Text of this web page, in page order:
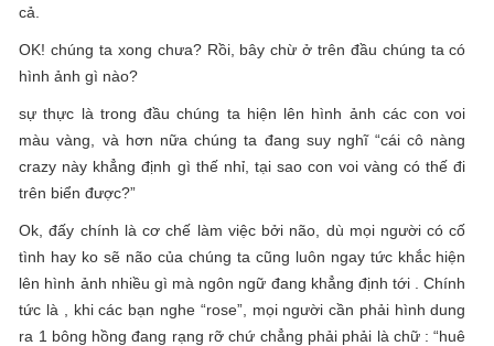
cả.
OK! chúng ta xong chưa? Rồi, bây chừ ở trên đầu chúng ta có
hình ảnh gì nào?
sự thực là trong đầu chúng ta hiện lên hình ảnh các con voi
màu vàng, và hơn nữa chúng ta đang suy nghĩ “cái cô nàng
crazy này khẳng định gì thế nhỉ, tại sao con voi vàng có thế đi
trên biển được?”
Ok, đấy chính là cơ chế làm việc bởi não, dù mọi người có cố
tình hay ko sẽ não của chúng ta cũng luôn ngay tức khắc hiện
lên hình ảnh nhiều gì mà ngôn ngữ đang khẳng định tới . Chính
tức là , khi các bạn nghe “rose”, mọi người cần phải hình dung
ra 1 bông hồng đang rạng rỡ chứ chẳng phải phải là chữ : “huê